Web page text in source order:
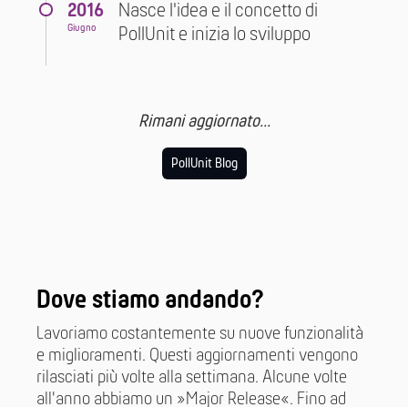
2016
Giugno
Nasce l'idea e il concetto di
PollUnit e inizia lo sviluppo
Rimani aggiornato...
PollUnit Blog
Dove stiamo andando?
Lavoriamo costantemente su nuove funzionalità
e miglioramenti. Questi aggiornamenti vengono
rilasciati più volte alla settimana. Alcune volte
all'anno abbiamo un »Major Release«. Fino ad